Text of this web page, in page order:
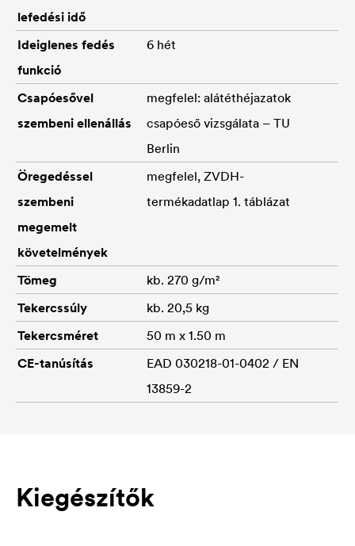
lefedési idő
Ideiglenes fedés
funkció
6 hét
Csapóesővel
szembeni ellenállás
megfelel: alátéthéjazatok
csapóeső vizsgálata – TU
Berlin
Öregedéssel
szembeni
megemelt
követelmények
megfelel, ZVDH-
termékadatlap 1. táblázat
Tömeg
kb. 270 g/m²
Tekercssúly
kb. 20,5 kg
Tekercsméret
50 m x 1.50 m
CE-tanúsítás
EAD 030218-01-0402 / EN
13859-2
Kiegészítők